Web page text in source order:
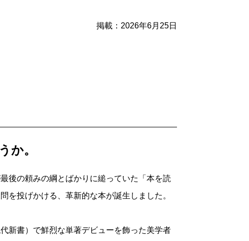
いるうちに「漫画とは何か」っていう問いに
か「難しい」とか言われて（笑）。投稿した
ル」の連載が始まった頃には、手塚治虫さん
掲載：2026年6月25日
か。
後の頼みの綱とばかりに縋っていた「本を読
を投げかける、革新的な本が誕生しました。
新書）で鮮烈な単著デビューを飾った美学者